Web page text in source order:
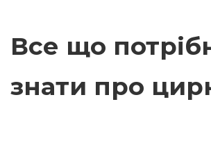
Все що
знати про